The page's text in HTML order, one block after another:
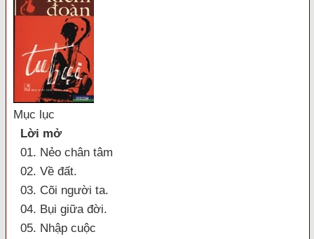
Mục lục
Lời mở
01. Nẻo chân tâm
02. Về đất.
03. Cõi người ta.
04. Bụi giữa đời.
05. Nhập cuộc